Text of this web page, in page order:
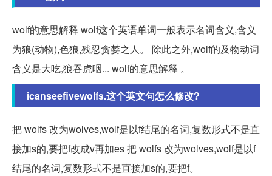
wolf的意思解释 wolf这个英语单词一般表示名词含义,含义
为狼(动物),色狼,残忍贪婪之人。 除此之外,wolf的及物动词
含义是大吃,狼吞虎咽... wolf的意思解释 。
icanseefivewolfs.这个英文句怎么修改?
把 wolfs 改为wolves,wolf是以f结尾的名词,复数形式不是直
接加s的,要把f改成v再加es 把 wolfs 改为wolves,wolf是以f
结尾的名词,复数形式不是直接加s的,要把f。